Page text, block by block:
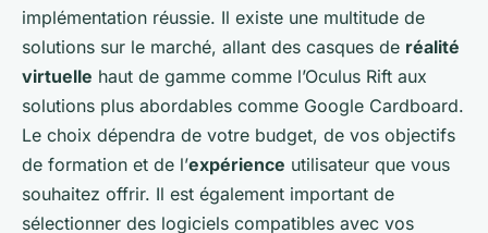
implémentation réussie. Il existe une multitude de
solutions sur le marché, allant des casques de réalité
virtuelle haut de gamme comme l’Oculus Rift aux
solutions plus abordables comme Google Cardboard.
Le choix dépendra de votre budget, de vos objectifs
de formation et de l’expérience utilisateur que vous
souhaitez offrir. Il est également important de
sélectionner des logiciels compatibles avec vos